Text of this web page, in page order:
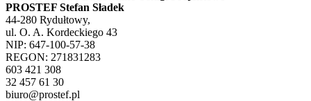
PROSTEF Stefan Sładek
44-280 Rydułtowy,
ul. O. A. Kordeckiego 43
NIP: 647-100-57-38
REGON: 271831283
603 421 308
32 457 61 30
biuro@prostef.pl